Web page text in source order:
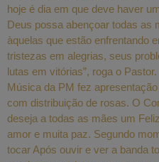
hoje é dia em que deve haver
Deus possa abençoar todas as
àquelas que estão enfrentando
tristezas em alegrias, seus
lutas em vitórias”, roga o
Música da PM fez
com distribuição de rosas. O
deseja a todas as mães um
amor e muita paz. Segundo
tocar Após ouvir e ver a banda